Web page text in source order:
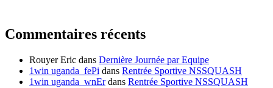
Commentaires récents
Rouyer Eric dans Dernière Journée par Equipe
1win uganda_fePi dans Rentrée Sportive NSSQUASH
1win uganda_wnErdans Rentrée Sportive NSSQUASH